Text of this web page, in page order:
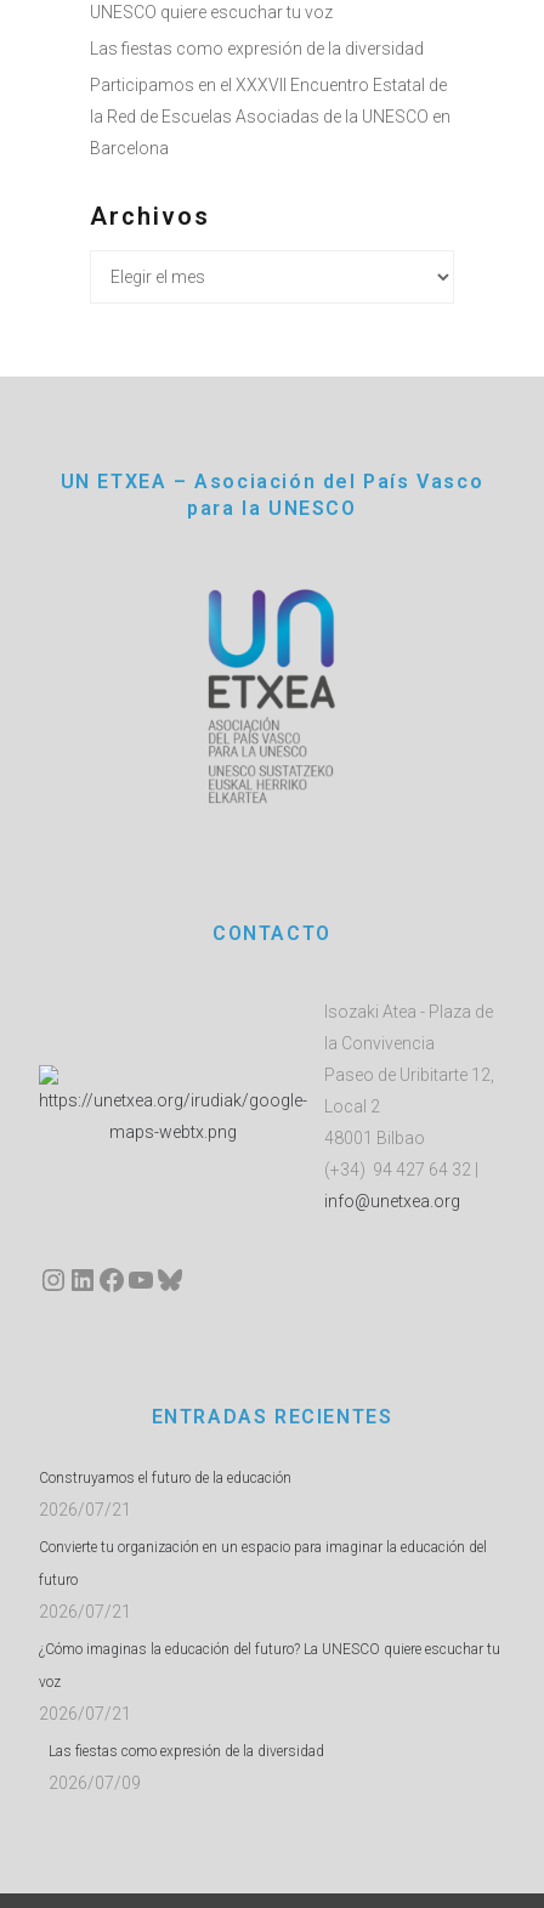
UNESCO quiere escuchar tu voz
Las fiestas como expresión de la diversidad
Participamos en el XXXVII Encuentro Estatal de
la Red de Escuelas Asociadas de la UNESCO en
Barcelona
Archivos
UN ETXEA – Asociación del País Vasco
para la UNESCO
CONTACTO
Isozaki Atea - Plaza de
la Convivencia
Paseo de Uribitarte 12,
Local 2
48001 Bilbao
(+34) 94 427 64 32 |
info@unetxea.org
Instagram
LinkedIn
Facebook
YouTube
Bluesky
ENTRADAS RECIENTES
Construyamos el futuro de la educación
2026/07/21
Convierte tu organización en un espacio para imaginar la educación del
futuro
2026/07/21
¿Cómo imaginas la educación del futuro? La UNESCO quiere escuchar tu
voz
2026/07/21
Las fiestas como expresión de la diversidad
2026/07/09